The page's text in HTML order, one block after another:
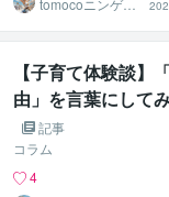
tomocoニンゲン
分析＠JLT
【子育て体験談】
由」を言葉にして
記事
コラム
4